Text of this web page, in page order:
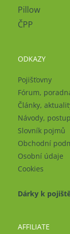
Pillow
ČPP
ODKAZY
Pojišťovny
Fórum,
Články,
Návody,
Slovník pojmů
Obchodní
Osobní údaje
Cookies
Dárky k
AFFILIATE